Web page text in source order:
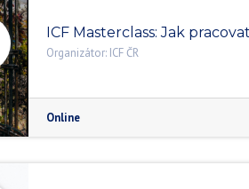
ICF Masterclass: Jak
Organizátor: ICF ČR
Online